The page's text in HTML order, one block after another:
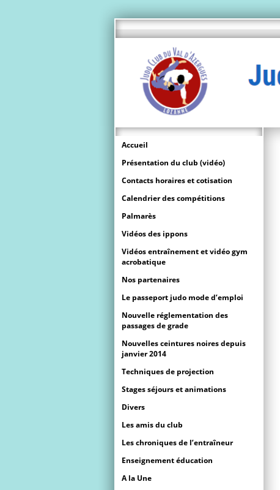
Accueil
Présentation du club (vidéo)
Contacts horaires et cotisation
Calendrier des compétitions
Palmarès
Vidéos des ippons
Vidéos entraînement et vidéo gym
acrobatique
Nos partenaires
Le passeport judo mode d’emploi
Nouvelle réglementation des
passages de grade
Nouvelles ceintures noires depuis
janvier 2014
Techniques de projection
Stages séjours et animations
Divers
Les amis du club
Les chroniques de l’entraîneur
Enseignement éducation
A la Une